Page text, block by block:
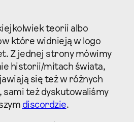
teorii albo
które widnieją w logo
Z jednej strony mówimy
historii/mitach świata,
się też w różnych
sami też dyskutowaliśmy
discordzie.